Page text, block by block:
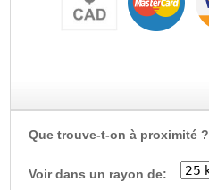
Que trouve-t-on à proximité ?
Voir dans un rayon de: